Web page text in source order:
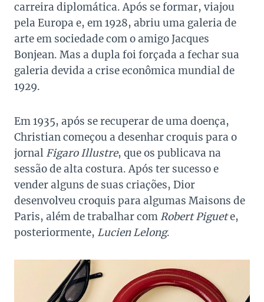
carreira diplomática. Após se formar, viajou
pela Europa e, em 1928, abriu uma galeria de
arte em sociedade com o amigo Jacques
Bonjean. Mas a dupla foi forçada a fechar sua
galeria devida a crise econômica mundial de
1929.
Em 1935, após se recuperar de uma doença,
Christian começou a desenhar croquis para o
jornal Figaro Illustre, que os publicava na
sessão de alta costura. Após ter sucesso e
vender alguns de suas criações, Dior
desenvolveu croquis para algumas Maisons de
Paris, além de trabalhar com Robert Piguete,
posteriormente, Lucien Lelong.